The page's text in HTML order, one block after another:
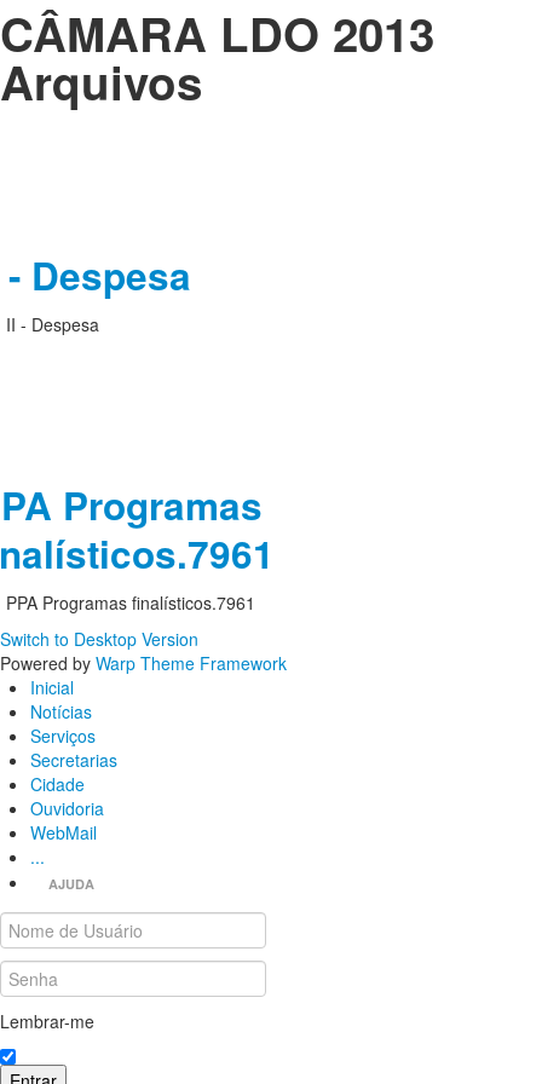
CÂMARA LDO 2013
Arquivos
Despesa
II - Despesa
Programas
PPA Programas finalísticos.7961
Switch to Desktop Version
Powered by Warp Theme Framework
Inicial
Notícias
Serviços
Secretarias
Cidade
Ouvidoria
WebMail
...
AJUDA
Lembrar-me